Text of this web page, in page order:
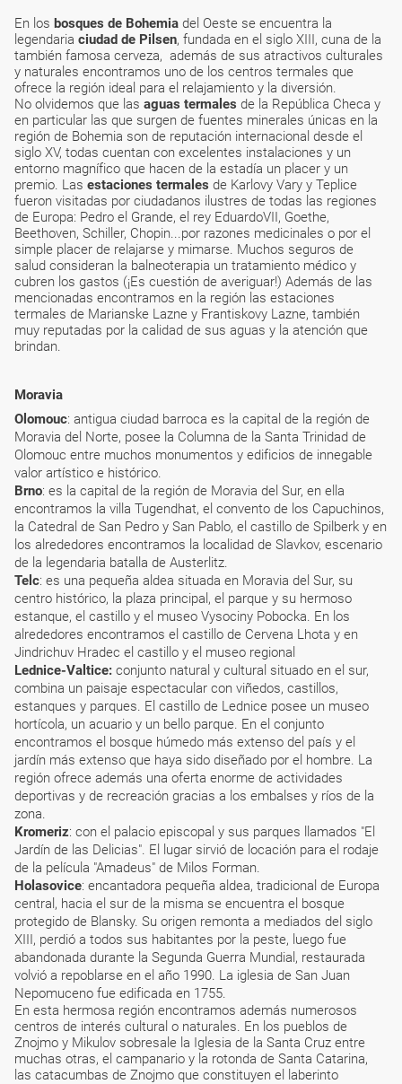
En los bosques de Bohemia del Oeste se encuentra la
legendaria ciudad de Pilsen, fundada en el siglo XIII, cuna de la
también famosa cerveza, además de sus atractivos culturales
y naturales encontramos uno de los centros termales que
ofrece la región ideal para el relajamiento y la diversión.
No olvidemos que las aguas termales de la República Checa y
en particular las que surgen de fuentes minerales únicas en la
región de Bohemia son de reputación internacional desde el
siglo XV, todas cuentan con excelentes instalaciones y un
entorno magnífico que hacen de la estadía un placer y un
premio. Las estaciones termales de Karlovy Vary y Teplice
fueron visitadas por ciudadanos ilustres de todas las regiones
de Europa: Pedro el Grande, el rey EduardoVII, Goethe,
Beethoven, Schiller, Chopin...por razones medicinales o por el
simple placer de relajarse y mimarse. Muchos seguros de
salud consideran la balneoterapia un tratamiento médico y
cubren los gastos (¡Es cuestión de averiguar!) Además de las
mencionadas encontramos en la región las estaciones
termales de Marianske Lazne y Frantiskovy Lazne, también
muy reputadas por la calidad de sus aguas y la atención que
brindan.
Moravia
Olomouc: antigua ciudad barroca es la capital de la región de
Moravia del Norte, posee la Columna de la Santa Trinidad de
Olomouc entre muchos monumentos y edificios de innegable
valor artístico e histórico.
Brno: es la capital de la región de Moravia del Sur, en ella
encontramos la villa Tugendhat, el convento de los Capuchinos,
la Catedral de San Pedro y San Pablo, el castillo de Spilberk y en
los alrededores encontramos la localidad de Slavkov, escenario
de la legendaria batalla de Austerlitz.
Telc: es una pequeña aldea situada en Moravia del Sur, su
centro histórico, la plaza principal, el parque y su hermoso
estanque, el castillo y el museo Vysociny Pobocka. En los
alrededores encontramos el castillo de Cervena Lhota y en
Jindrichuv Hradec el castillo y el museo regional
Lednice-Valtice: conjunto natural y cultural situado en el sur,
combina un paisaje espectacular con viñedos, castillos,
estanques y parques. El castillo de Lednice posee un museo
hortícola, un acuario y un bello parque. En el conjunto
encontramos el bosque húmedo más extenso del país y el
jardín más extenso que haya sido diseñado por el hombre. La
región ofrece además una oferta enorme de actividades
deportivas y de recreación gracias a los embalses y ríos de la
zona.
Kromeriz: con el palacio episcopal y sus parques llamados "El
Jardín de las Delicias". El lugar sirvió de locación para el rodaje
de la película "Amadeus" de Milos Forman.
Holasovice: encantadora pequeña aldea, tradicional de Europa
central, hacia el sur de la misma se encuentra el bosque
protegido de Blansky. Su origen remonta a mediados del siglo
XIII, perdió a todos sus habitantes por la peste, luego fue
abandonada durante la Segunda Guerra Mundial, restaurada
volvió a repoblarse en el año 1990. La iglesia de San Juan
Nepomuceno fue edificada en 1755.
En esta hermosa región encontramos además numerosos
centros de interés cultural o naturales. En los pueblos de
Znojmo y Mikulov sobresale la Iglesia de la Santa Cruz entre
muchas otras, el campanario y la rotonda de Santa Catarina,
las catacumbas de Znojmo que constituyen el laberinto